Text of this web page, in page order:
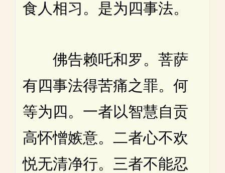
食人相习。是为四事法。
佛告赖吒和罗。菩萨
有四事法得苦痛之罪。何
等为四。一者以智慧自贡
高怀憎嫉意。二者心不欢
悦无清净行。三者不能忍